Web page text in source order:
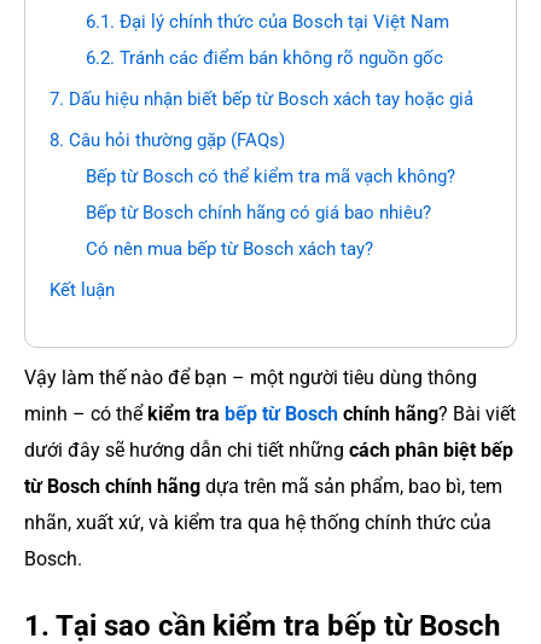
6.1. Đại lý chính thức của Bosch tại Việt Nam
6.2. Tránh các điểm bán không rõ nguồn gốc
7. Dấu hiệu nhận biết bếp từ Bosch xách tay hoặc giả
8. Câu hỏi thường gặp (FAQs)
Bếp từ Bosch có thể kiểm tra mã vạch không?
Bếp từ Bosch chính hãng có giá bao nhiêu?
Có nên mua bếp từ Bosch xách tay?
Kết luận
Vậy làm thế nào để bạn – một người tiêu dùng thông
minh – có thểkiểm tra bếp từ Bosch chính hãng? Bài viết
dưới đây sẽ hướng dẫn chi tiết những cách phân biệt bếp
từ Bosch chính hãng dựa trên mã sản phẩm, bao bì, tem
nhãn, xuất xứ, và kiểm tra qua hệ thống chính thức của
Bosch.
1. Tại sao cần kiểm tra bếp từ Bosch